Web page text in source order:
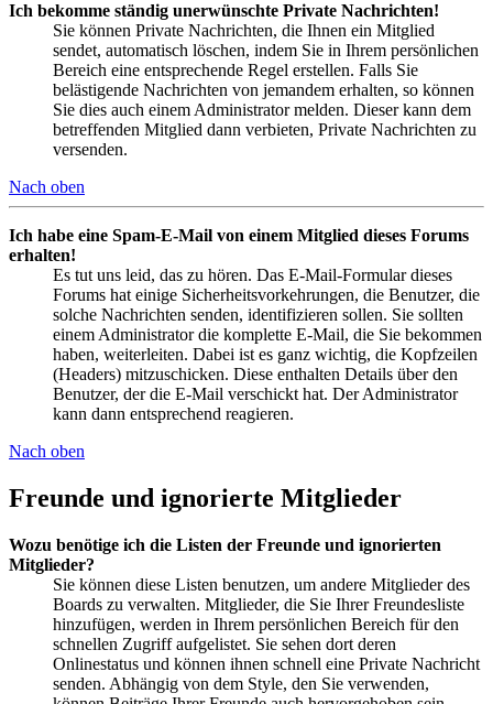
Ich bekomme ständig unerwünschte Private Nachrichten!
Sie können Private Nachrichten, die Ihnen ein Mitglied
sendet, automatisch löschen, indem Sie in Ihrem persönlichen
Bereich eine entsprechende Regel erstellen. Falls Sie
belästigende Nachrichten von jemandem erhalten, so können
Sie dies auch einem Administrator melden. Dieser kann dem
betreffenden Mitglied dann verbieten, Private Nachrichten zu
versenden.
Nach oben
Ich habe eine Spam-E-Mail von einem Mitglied dieses Forums
erhalten!
Es tut uns leid, das zu hören. Das E-Mail-Formular dieses
Forums hat einige Sicherheitsvorkehrungen, die Benutzer, die
solche Nachrichten senden, identifizieren sollen. Sie sollten
einem Administrator die komplette E-Mail, die Sie bekommen
haben, weiterleiten. Dabei ist es ganz wichtig, die Kopfzeilen
(Headers) mitzuschicken. Diese enthalten Details über den
Benutzer, der die E-Mail verschickt hat. Der Administrator
kann dann entsprechend reagieren.
Nach oben
Freunde und ignorierte Mitglieder
Wozu benötige ich die Listen der Freunde und ignorierten
Mitglieder?
Sie können diese Listen benutzen, um andere Mitglieder des
Boards zu verwalten. Mitglieder, die Sie Ihrer Freundesliste
hinzufügen, werden in Ihrem persönlichen Bereich für den
schnellen Zugriff aufgelistet. Sie sehen dort deren
Onlinestatus und können ihnen schnell eine Private Nachricht
senden. Abhängig von dem Style, den Sie verwenden,